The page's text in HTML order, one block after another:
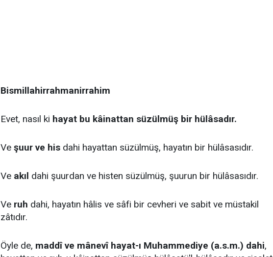
Bismillahirrahmanirrahim
Evet, nasıl ki hayat bu kâinattan süzülmüş bir hülâsadır.
Ve şuur ve his dahi hayattan süzülmüş, hayatın bir hülâsasıdır.
Ve akıl dahi şuurdan ve histen süzülmüş, şuurun bir hülâsasıdır.
Ve ruh dahi, hayatın hâlis ve sâfi bir cevheri ve sabit ve müstakil
zâtıdır.
Öyle de, maddî ve mânevî hayat-ı Muhammediye (a.s.m.) dahi,